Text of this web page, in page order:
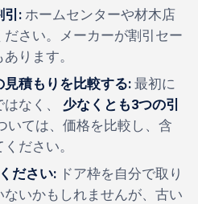
引: ホームセンターや材木店
さい。メーカーが割引セー
ります。
積もりを比較する: 最初に
なく、 少なくとも3つの引
いては、価格を比較し、含
ださい。
ださい: ドア枠を自分で取り
いかもしれませんが、古い